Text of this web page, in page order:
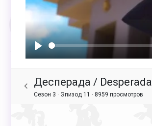
Воспроизвести
Десперада / Desperada
Сезон 3 · Эпизод 11 · 8959 просмотров